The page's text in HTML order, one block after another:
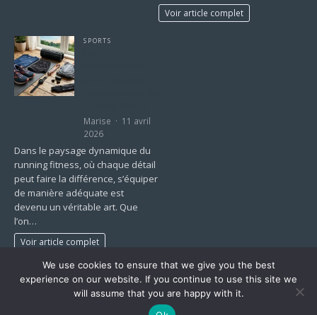
Voir article complet
SPORTS
Marise
11 avril
2026
Dans le paysage dynamique du
running fitness, où chaque détail
peut faire la différence, s’équiper
de manière adéquate est
devenu un véritable art. Que
l’on…
Voir article complet
1 2 … 43 »
We use cookies to ensure that we give you the best
experience on our website. If you continue to use this site we
will assume that you are happy with it.